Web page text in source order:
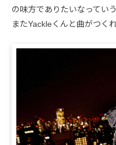
の味方でありたいなってい
またYackleくんと曲がつく